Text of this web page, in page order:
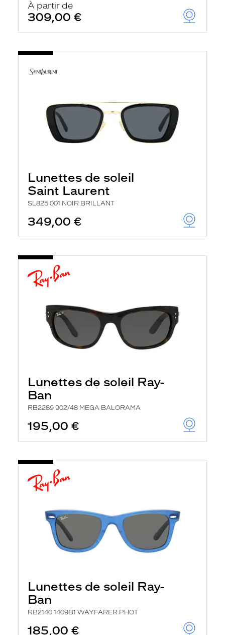
À partir de
309,00 €
Lunettes de soleil
Saint Laurent
SL825 001 NOIR BRILLANT
349,00 €
Lunettes de soleil Ray-
Ban
RB2289 902/48 MEGA BALORAMA
195,00 €
Lunettes de soleil Ray-
Ban
RB2140 1409B1 WAYFARER PHOT
185,00 €